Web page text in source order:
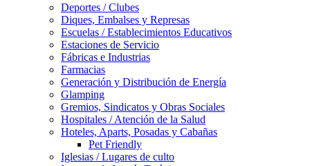
Deportes / Clubes
Diques, Embalses y Represas
Escuelas / Establecimientos Educativos
Estaciones de Servicio
Fábricas e Industrias
Farmacias
Generación y Distribución de Energía
Glamping
Gremios, Sindicatos y Obras Sociales
Hospitales / Atención de la Salud
Hoteles, Aparts, Posadas y Cabañas
Pet Friendly
Iglesias / Lugares de culto